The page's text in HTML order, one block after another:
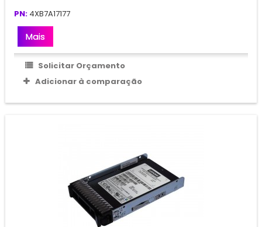
PN: 4XB7A17177
Mais
Solicitar Orçamento
Adicionar à comparação